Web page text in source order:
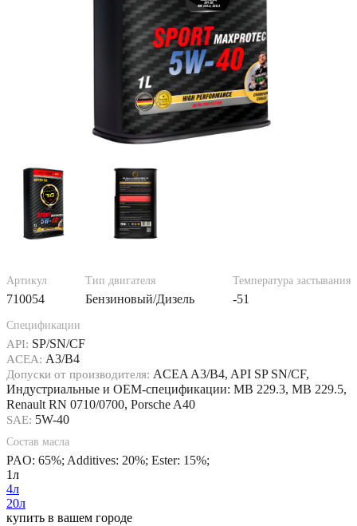
Артикул
710054
Тип двигателя
Бензиновый/Дизель
Температура застывания
-51
Спецификации
API: SP/SN/CF
ACEA: A3/B4
Допуски от производителя: ACEA A3/B4, API SP SN/CF,
Индустриальные и OEM-спецификации: MB 229.3, MB 229.5,
Renault RN 0710/0700, Porsche A40
SAE: 5W-40
Состав масла
PAO: 65%; Additives: 20%; Ester: 15%;
1л
4л
20л
купить в вашем городе